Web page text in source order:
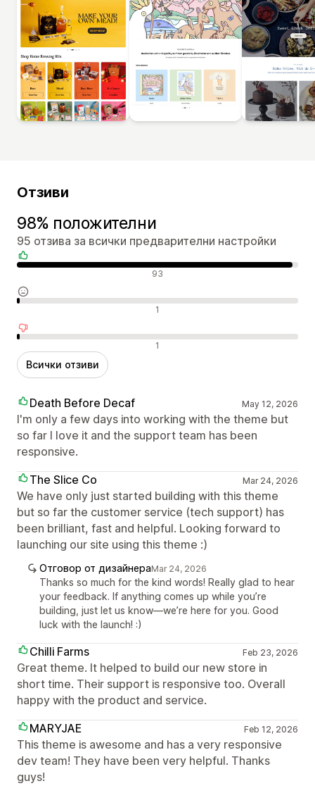
Отзиви
98% положителни
95 отзива за всички предварителни настройки
Положителни отзиви 93
Неутрални отзиви 1
Отрицателни отзиви 1
Всички отзиви
Death Before Decaf May 12, 2026
I'm only a few days into working with the theme but
so far I love it and the support team has been
responsive.
The Slice Co
Mar 24, 2026
We have only just started building with this theme
but so far the customer service (tech support) has
been brilliant, fast and helpful. Looking forward to
launching our site using this theme :)
Отговор от дизайнераMar 24, 2026
Thanks so much for the kind words! Really glad to hear
your feedback. If anything comes up while you’re
building, just let us know—we’re here for you. Good
luck with the launch! :)
Chilli Farms Feb 23, 2026
Great theme. It helped to build our new store in
short time. Their support is responsive too. Overall
happy with the product and service.
MARYJAE
Feb 12, 2026
This theme is awesome and has a very responsive
dev team! They have been very helpful. Thanks
guys!